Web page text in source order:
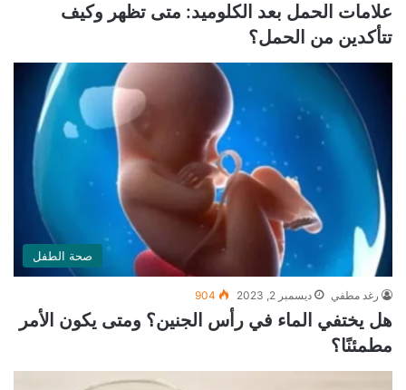
علامات الحمل بعد الكلوميد: متى تظهر وكيف
تتأكدين من الحمل؟
صحة الطفل
رغد مطفي ديسمبر 2, 2023 904
هل يختفي الماء في رأس الجنين؟ ومتى يكون الأمر
مطمئنًا؟